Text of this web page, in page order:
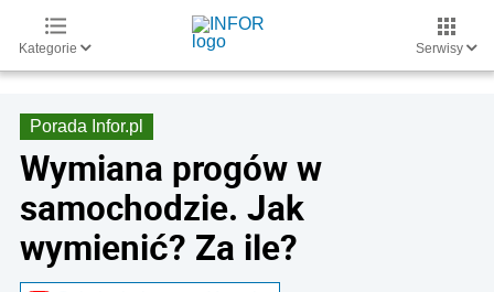
Kategorie Serwisy
Porada Infor.pl
Wymiana progów w
samochodzie. Jak
wymienić? Za ile?